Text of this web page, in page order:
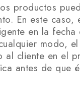
productos
En este caso,
en la fecha
modo,
al cliente en el
antes de que